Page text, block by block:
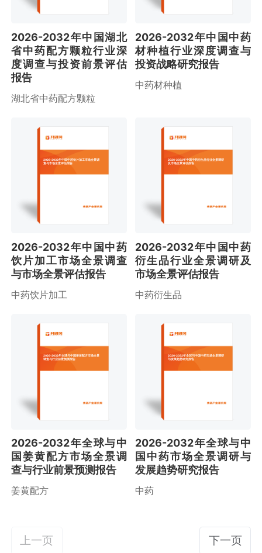
2026-2032年中国湖北
省中药配方颗粒行业深
度调查与投资前景评估
报告
湖北省中药配方颗粒
2026-2032年中国中药
材种植行业深度调查与
投资战略研究报告
中药材种植
2026-2032年中国中药饮片加工市场全景调
查与市场全景评估报告
2026-2032年中国中药
饮片加工市场全景调查
与市场全景评估报告
中药饮片加工
2026-2032年中国中药衍生品行业全景调研
及市场全景评估报告
2026-2032年中国中药
衍生品行业全景调研及
市场全景评估报告
中药衍生品
2026-2032年全球与中国姜黄配方市场全景
调查与行业前景预测报告
2026-2032年全球与中
国姜黄配方市场全景调
查与行业前景预测报告
姜黄配方
2026-2032年全球与中国中药市场全景调研
与发展趋势研究报告
2026-2032年全球与中
国中药市场全景调研与
发展趋势研究报告
中药
上一页 下一页